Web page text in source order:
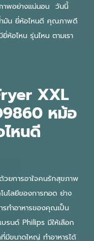
าพอย่างแน่นอน วันนี้
มัน ยี่ห้อไหนดี คุณภาพดี
ห้อไหน รุ่นไหน ตามเรา
XXL
หม้อ
หนดี
วยการอาใจคนรักสุขภาพ
โลยีของการทอด ย่าง
รทำอาหารของคุณเป็น
รนด์ Philips มีให้เลือก
ขนาดใหญ่ ทำอาหารได้